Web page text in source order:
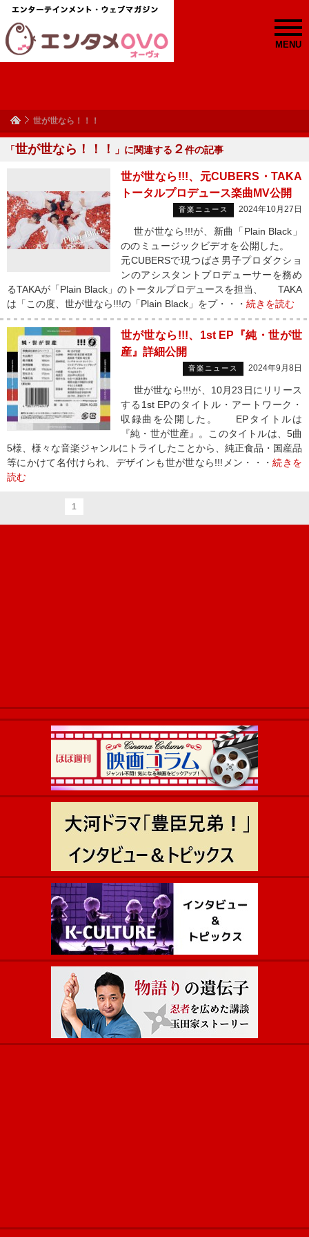
MENU
世が世なら！！！
「世が世なら！！！ 」に関連する ２件の記事
世が世なら!!!、元CUBERS・TAKA
トータルプロデュース楽曲MV公開
音楽ニュース 2024年10月27日
世が世なら!!!が、新曲「Plain Black」
ののミュージックビデオを公開した。
元CUBERSで現つばさ男子プロダクショ
ンのアシスタントプロデューサーを務め
るTAKAが「Plain Black」のトータルプロデュースを担当、 TAKA
は「この度、世が世なら!!!の「Plain Black」をプ・・・ 続きを読む
世が世なら!!!、1st EP『純・世が世
産』詳細公開
音楽ニュース 2024年9月8日
世が世なら!!!が、10月23日にリリース
する1st EPのタイトル・アートワーク・
収録曲を公開した。 EPタイトルは
『純・世が世産』。このタイトルは、5曲
5様、様々な音楽ジャンルにトライしたことから、純正食品・国産品
等にかけて名付けられ、デザインも世が世なら!!!メン・・・続きを
読む
1